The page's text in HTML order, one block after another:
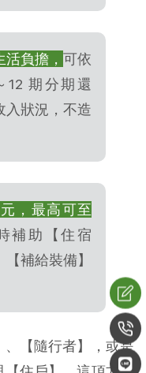
負擔， 可依
期分期還
入狀況，不造
，最高可至
補助【住宿
補給裝備】
【隨行者】，或是